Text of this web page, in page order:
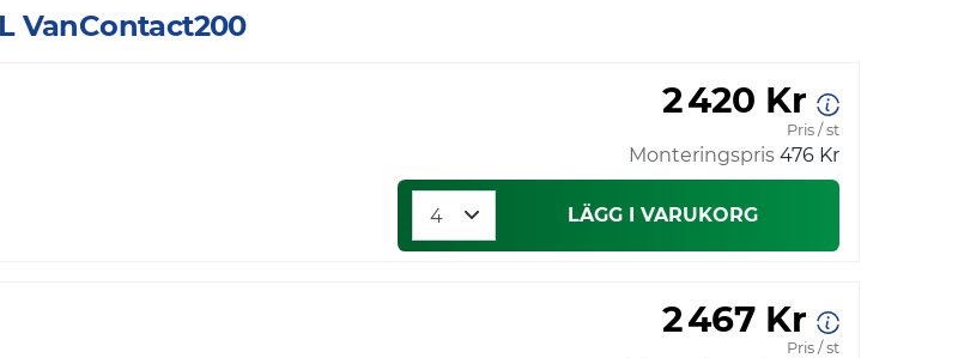
VanContact200
2 420 Kr
Pris / st
Monteringspris 476 Kr
LÄGG I VARUKORG
2 467 Kr
Pris / st